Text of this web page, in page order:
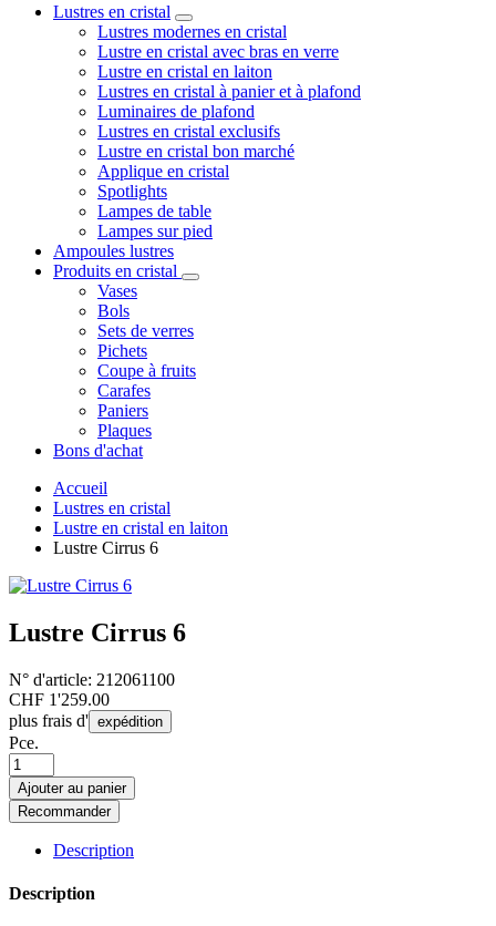
Lustres en cristal
Lustres modernes en cristal
Lustre en cristal avec bras en verre
Lustre en cristal en laiton
Lustres en cristal à panier et à plafond
Luminaires de plafond
Lustres en cristal exclusifs
Lustre en cristal bon marché
Applique en cristal
Spotlights
Lampes de table
Lampes sur pied
Ampoules lustres
Produits en cristal
Vases
Bols
Sets de verres
Pichets
Coupe à fruits
Carafes
Paniers
Plaques
Bons d'achat
Accueil
Lustres en cristal
Lustre en cristal en laiton
Lustre Cirrus 6
Lustre Cirrus 6
N° d'article: 212061100
CHF 1'259.00
plus frais d' expédition
Pce.
Ajouter au panier
Recommander
Description
Description